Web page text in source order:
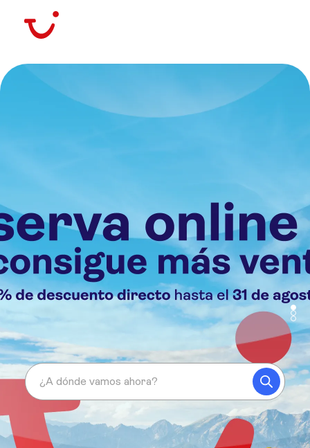
¿A dónde vamos ahora?